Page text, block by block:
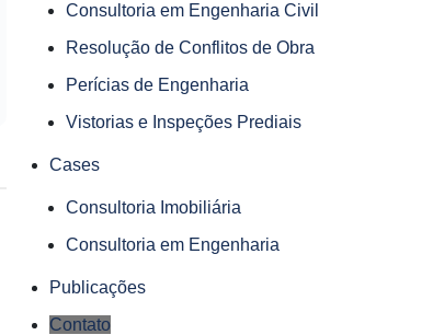
Consultoria em Engenharia Civil
Resolução de Conflitos de Obra
Perícias de Engenharia
Vistorias e Inspeções Prediais
Cases
Consultoria Imobiliária
Consultoria em Engenharia
Publicações
Contato